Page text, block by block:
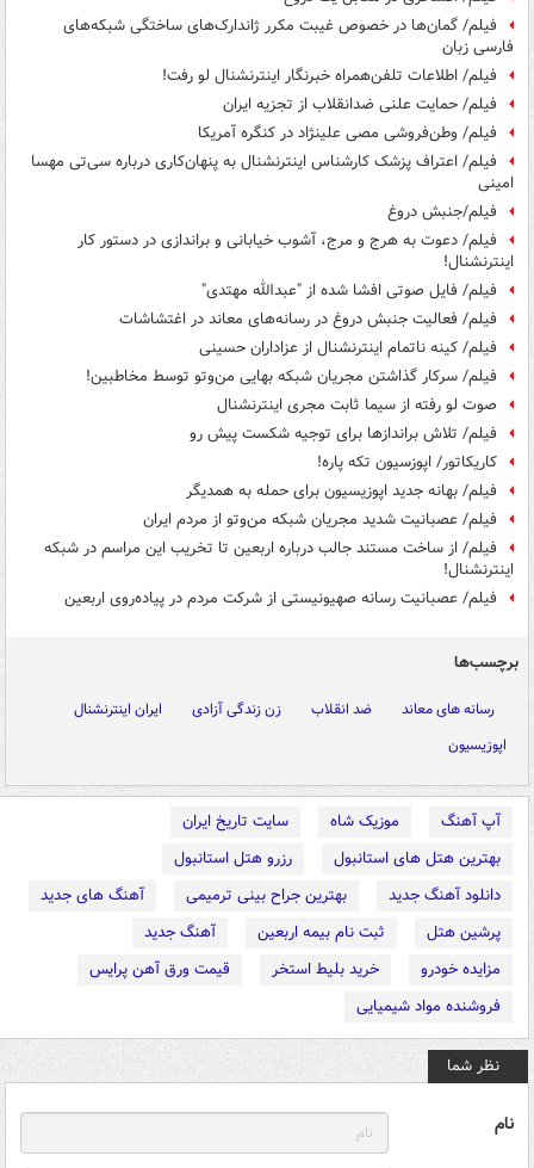
فیلم/ گمان‌ها در خصوص غیبت مکرر ژاندارک‌های ساختگی شبکه‌­های
فارسی­ زبان
فیلم/ اطلاعات تلفن‌همراه خبرنگار اینترنشنال لو رفت!
فیلم/ حمایت علنی ضدانقلاب از تجزیه ایران
فیلم/ وطن‌فروشی مصی علینژاد در کنگره آمریکا
فیلم/ اعتراف پزشک کارشناس اینترنشنال به پنهان‌کاری درباره سی‌تی مهسا
امینی
فیلم/جنبش دروغ
فیلم/ دعوت به هرج و مرج، آشوب خیابانی و براندازی در دستور کار
اینترنشنال!
فیلم/ فایل صوتی افشا شده از "عبدالله مهتدی"
فیلم/ فعالیت جنبش دروغ در رسانه‌های معاند در اغتشاشات
فیلم/ کینه ناتمام اینترنشنال از عزاداران حسینی
فیلم/ سرکار گذاشتن مجریان شبکه بهایی من‌وتو توسط مخاطبین!
صوت لو رفته از سیما ثابت مجری اینترنشنال
فیلم/ تلاش براندازها برای توجیه شکست پیش رو
کاریکاتور/ اپوزسیون تکه پاره!
فیلم/ بهانه جدید اپوزیسیون برای حمله به همدیگر
فیلم/ عصبانیت شدید مجریان شبکه من‌وتو از مردم ایران
فیلم/ از ساخت مستند جالب درباره اربعین تا تخریب این مراسم در شبکه
اینترنشنال!
فیلم/ عصبانیت رسانه صهیونیستی از شرکت مردم در پیاده‌روی اربعین
برچسب‌ها
رسانه های معاند ضد انقلاب زن زندگی آزادی
ایران اینترنشنال
اپوزیسیون
آپ آهنگ موزیک شاه
سایت تاریخ ایران
بهترین هتل های استانبول
رزرو هتل استانبول
دانلود آهنگ جدید
بهترین جراح بینی ترمیمی
آهنگ های جدید
پرشین هتل
ثبت نام بیمه اربعین
آهنگ جدید
مزایده خودرو
خرید بلیط استخر
قیمت ورق آهن پرایس
فروشنده مواد شیمیایی
نظر شما
نام